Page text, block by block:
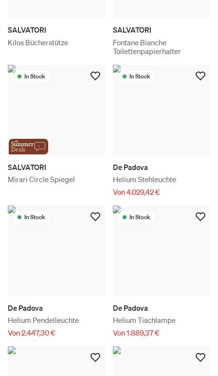
SALVATORI
Kilos Bücherstütze
SALVATORI
Fontane Bianche
Toilettenpapierhalter
In Stock
the
Summer
Deals
SALVATORI
Mirari Circle Spiegel
In Stock
De Padova
Helium Stehleuchte
Von 4.029,42 €
In Stock
De Padova
Helium Pendelleuchte
Von 2.447,30 €
In Stock
De Padova
Helium Tischlampe
Von 1.889,37 €